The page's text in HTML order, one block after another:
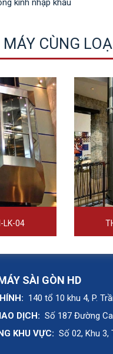
kính nhập khẩu
CÙNG
LK-04
SÀI GÒN HD
140 tổ 10 khu 4, P.
DỊCH: Số 187 Đường
KHU VỰC: Số 02, Khu 3,